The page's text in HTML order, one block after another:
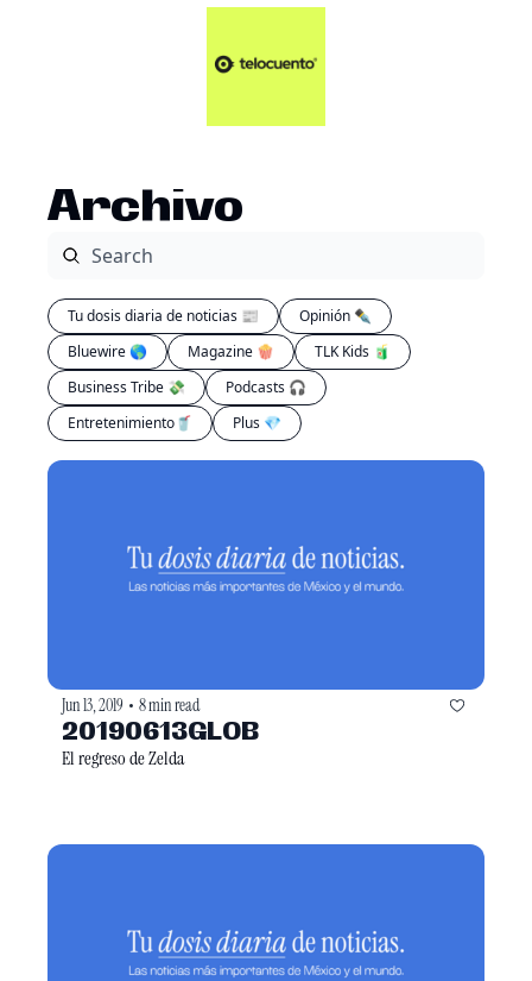
Artículos 📑
Plus 💎
Archivo
Tu dosis diaria de noticias 📰
Opinión ✒️
Bluewire 🌎
Magazine 🍿
TLK Kids 🧃
Business Tribe 💸
Podcasts 🎧
Entretenimiento🥤
Plus 💎
Jun 13, 2019 • 8 min read
20190613GLOB
El regreso de Zelda